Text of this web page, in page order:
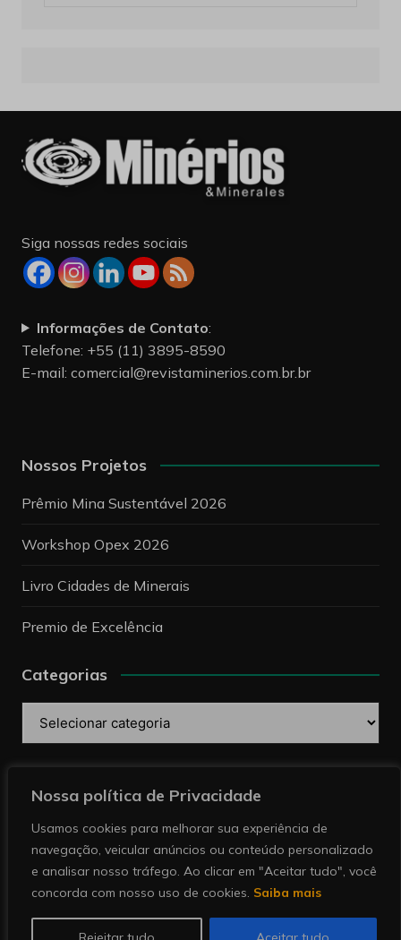
Nossa política de Privacidade
Usamos cookies para melhorar sua experiência de
navegação, veicular anúncios ou conteúdo personalizado
e analisar nosso tráfego. Ao clicar em "Aceitar tudo", você
concorda com nosso uso de cookies. Saiba mais
Siga nossas redes sociais
Informações de Contato:
Telefone: +55 (11) 3895-8590
E-mail: comercial@revistaminerios.com.br.br
Nossos Projetos
Prêmio Mina Sustentável 2026
Workshop Opex 2026
Livro Cidades de Minerais
Premio de Excelência
Categorias
mineração. Todos direitos reservados.